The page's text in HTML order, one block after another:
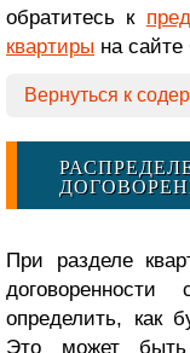
обратитесь к
квартиры на сайте
Вернуться к
При разделе
договоренности
определить, как
Это может быть